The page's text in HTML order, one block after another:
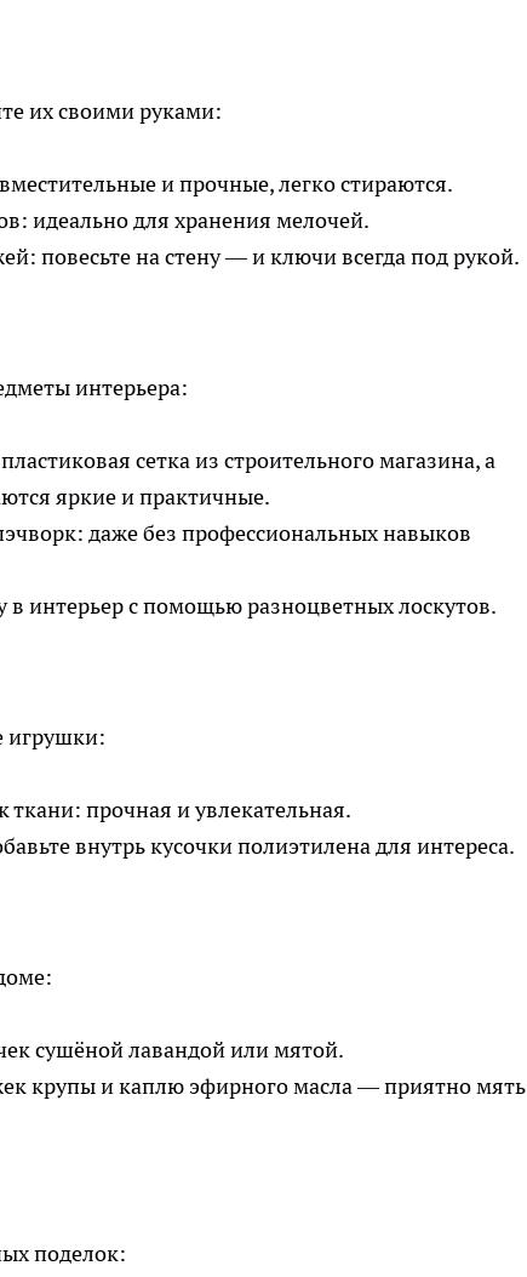
их своими руками:
и прочные, легко стираются.
идеально для хранения мелочей.
повесьте на стену — и ключи всегда под рукой.
интерьера:
сетка из строительного магазина, а
яркие и практичные.
даже без профессиональных навыков
интерьер с помощью разноцветных лоскутов.
игрушки:
прочная и увлекательная.
внутрь кусочки полиэтилена для интереса.
сушёной лавандой или мятой.
крупы и каплю эфирного масла — приятно мять
поделок: